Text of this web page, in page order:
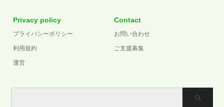
Privacy policy
プライバシーポリシー
利用規約
運営
Contact
お問い合わせ
ご支援募集